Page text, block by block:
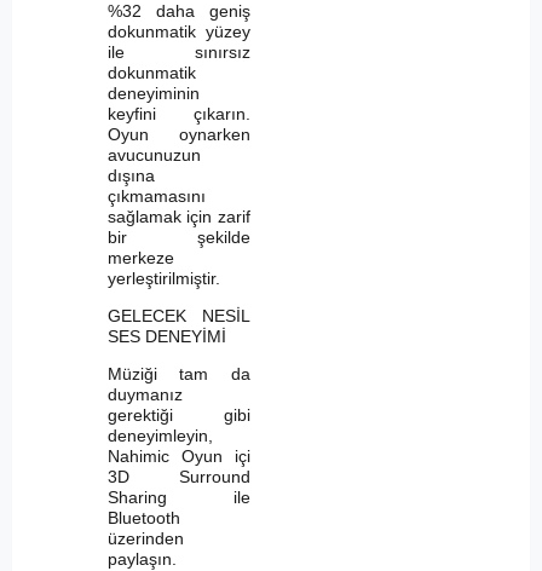
%32 daha geniş
dokunmatik yüzey
ile sınırsız
dokunmatik
deneyiminin
keyfini çıkarın.
Oyun oynarken
avucunuzun
dışına
çıkmamasını
sağlamak için zarif
bir şekilde
merkeze
yerleştirilmiştir.
GELECEK NESİL
SES DENEYİMİ
Müziği tam da
duymanız
gerektiği gibi
deneyimleyin,
Nahimic Oyun içi
3D Surround
Sharing ile
Bluetooth
üzerinden
paylaşın.